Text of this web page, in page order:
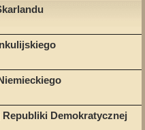
Demokratycznej